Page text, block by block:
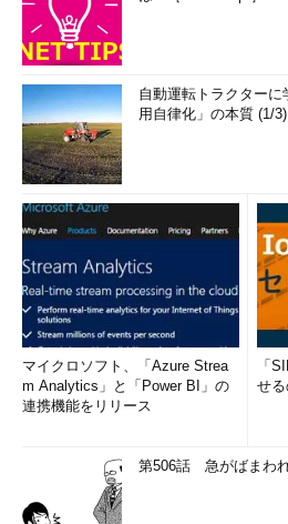
自動運転トラクター
用自律化」の本質 (1/3)
マイクロソフト、「Azure Strea
m Analytics」と「Power BI」の
連携機能をリリース
「
せ
第506話 急がばまわ